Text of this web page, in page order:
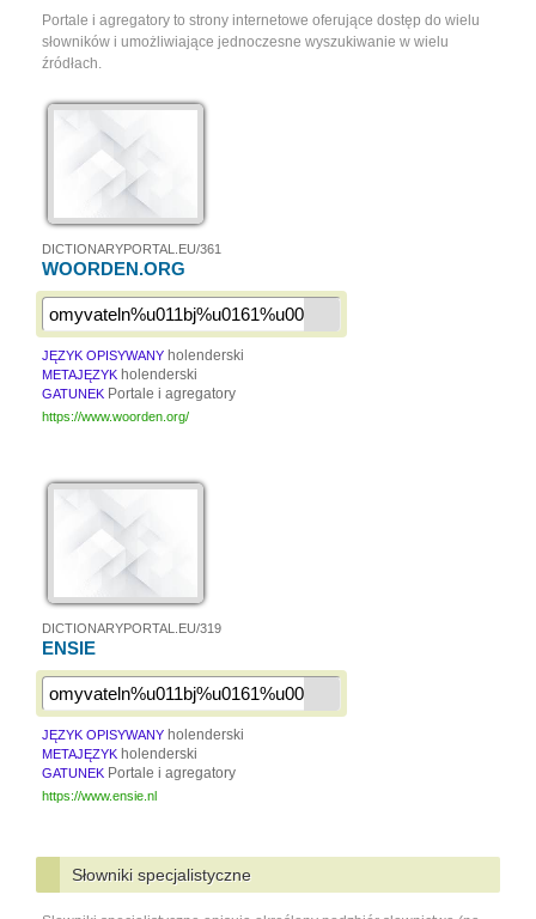
Portale i agregatory to strony internetowe oferujące dostęp do wielu
słowników i umożliwiające jednoczesne wyszukiwanie w wielu
źródłach.
DICTIONARYPORTAL.EU/361
WOORDEN.ORG
JĘZYK OPISYWANY holenderski
METAJĘZYK holenderski
GATUNEK Portale i agregatory
https://www.woorden.org/
DICTIONARYPORTAL.EU/319
ENSIE
JĘZYK OPISYWANY holenderski
METAJĘZYK holenderski
GATUNEK Portale i agregatory
https://www.ensie.nl
Słowniki specjalistyczne